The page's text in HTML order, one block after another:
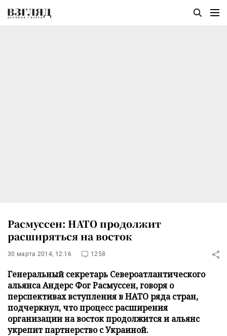
Расмуссен: НАТО продолжит
расширяться на восток
30 марта 2014, 12:16 1258
Генеральный секретарь Североатлантического
альянса Андерс Фог Расмуссен, говоря о
перспективах вступления в НАТО ряда стран,
подчеркнул, что процесс расширения
организации на восток продолжится и альянс
укрепит партнерство с Украиной.